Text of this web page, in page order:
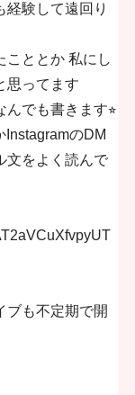
経験して遠回り
こととか 私にし
思ってます
でも書きます⭐︎
のDM
文をよく読んで
ブも不定期で開